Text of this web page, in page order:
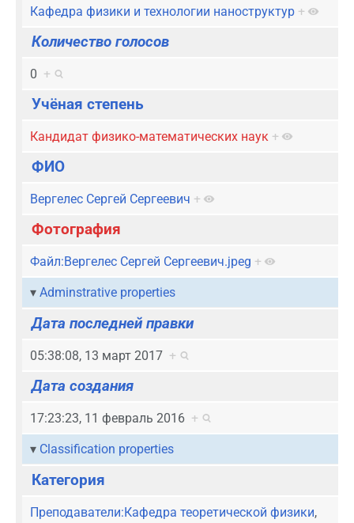
Кафедра физики и технологии наноструктур +
Количество голосов
0 +
Учёная степень
Кандидат физико-математических наук +
ФИО
Вергелес Сергей Сергеевич +
Фотография
Файл:Вергелес Сергей Сергеевич.jpeg +
Adminstrative properties
Дата последней правки
05:38:08, 13 март 2017 +
Дата создания
17:23:23, 11 февраль 2016 +
Classification properties
Категория
Преподаватели:Кафедра теоретической физики,